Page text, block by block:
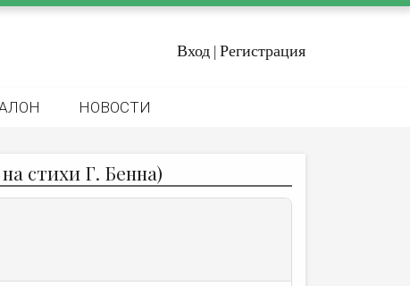
Вход | Регистрация
НОВОСТИ
стихи Г. Бенна)